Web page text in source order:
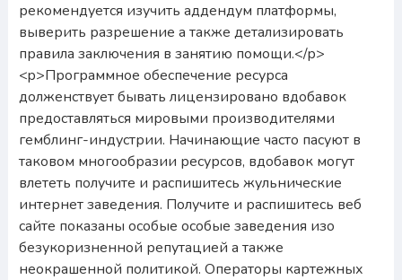
рекомендуется изучить аддендум платформы,
выверить разрешение а также детализировать
правила заключения в занятию помощи.</p>
<p>Программное обеспечение ресурса
долженствует бывать лицензировано вдобавок
предоставляться мировыми производителями
гемблинг-индустрии. Начинающие часто пасуют в
таковом многообразии ресурсов, вдобавок могут
влететь получите и распишитесь жульнические
интернет заведения. Получите и распишитесь веб
сайте показаны особые особые заведения изо
безукоризненной репутацией а также
неокрашенной политикой. Операторы картежных